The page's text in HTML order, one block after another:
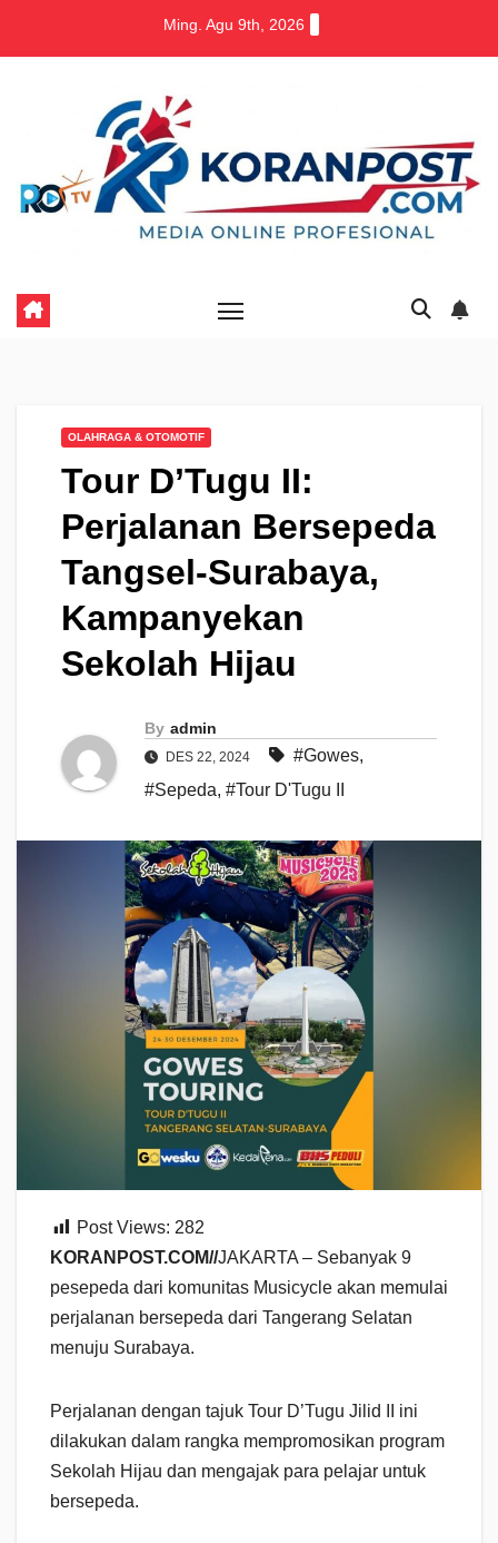
Ming. Agu 9th, 2026
OLAHRAGA & OTOMOTIF
Tour D’Tugu II:
Perjalanan Bersepeda
Tangsel-Surabaya,
Kampanyekan
Sekolah Hijau
By admin
DES 22, 2024 #Gowes,
#Sepeda, #Tour D'Tugu II
Post Views: 282
KORANPOST.COM//JAKARTA – Sebanyak 9
pesepeda dari komunitas Musicycle akan memulai
perjalanan bersepeda dari Tangerang Selatan
menuju Surabaya.
Perjalanan dengan tajuk Tour D’Tugu Jilid II ini
dilakukan dalam rangka mempromosikan program
Sekolah Hijau dan mengajak para pelajar untuk
bersepeda.